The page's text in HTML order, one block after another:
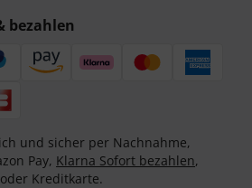
bezahlen
und sicher per Nachnahme,
Pay, Klarna Sofort bezahlen,
oder Kreditkarte.